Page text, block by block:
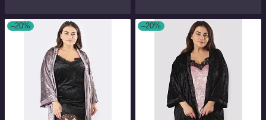
–20% –20%